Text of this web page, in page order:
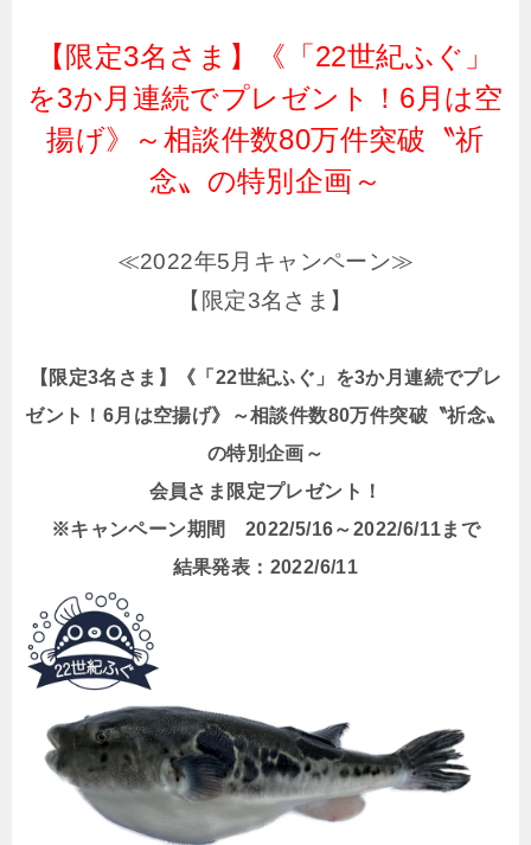
【限定3名さま】《「22世紀ふぐ」
を3か月連続でプレゼント！6月は空
揚げ》～相談件数80万件突破〝祈
念〟の特別企画～
≪2022年5月キャンペーン≫
【限定3名さま】
【限定3名さま】《「22世紀ふぐ」を3か月連続でプレ
ゼント！6月は空揚げ》～相談件数80万件突破〝祈念〟
の特別企画～
会員さま限定プレゼント！
※キャンペーン期間 2022/5/16～2022/6/11まで
結果発表：2022/6/11